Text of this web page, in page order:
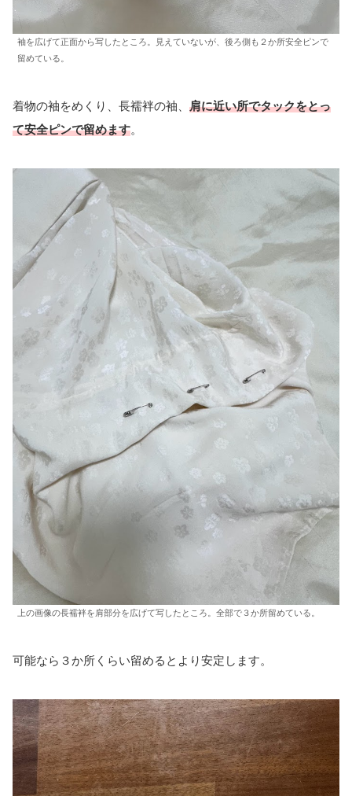
袖を広げて正面から写したところ。見えていないが、後ろ側も２か所安全ピンで
留めている。
着物の袖をめくり、長襦袢の袖、 肩に近い所でタックをとっ
て安全ピンで留めます。
上の画像の長襦袢を肩部分を広げて写したところ。全部で３か所留めている。
可能なら３か所くらい留めるとより安定します。